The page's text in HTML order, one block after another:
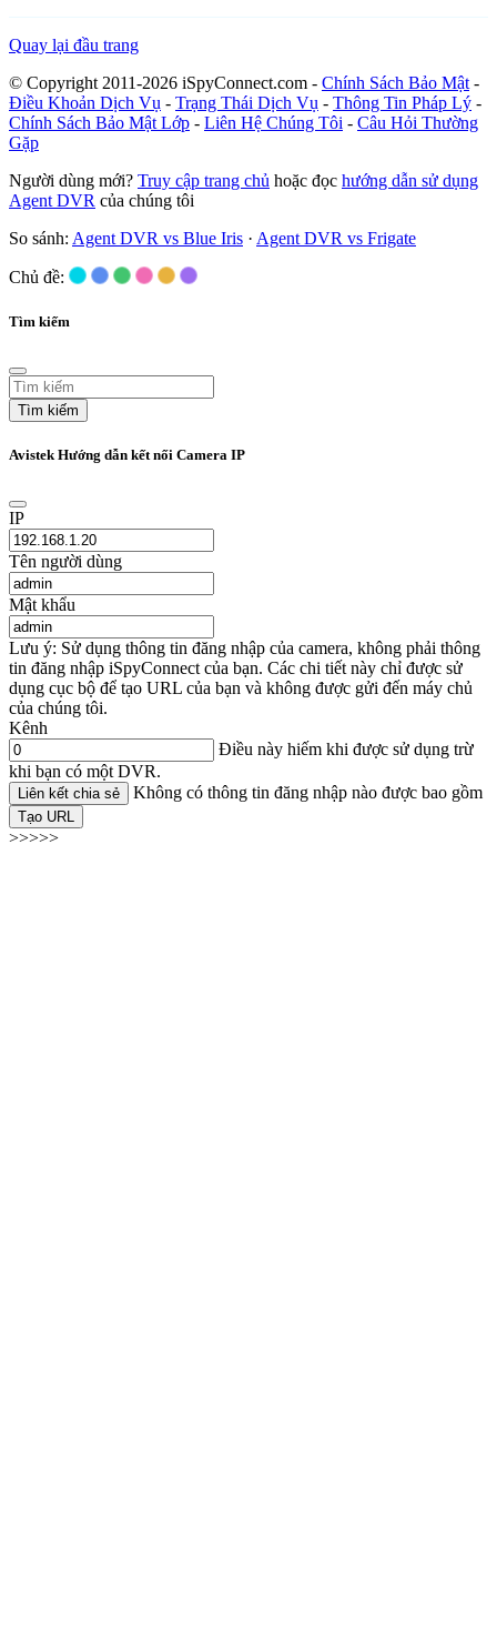
Quay lại đầu trang
© Copyright 2011-2026 iSpyConnect.com - Chính Sách Bảo Mật -
Điều Khoản Dịch Vụ - Trạng Thái Dịch Vụ - Thông Tin Pháp Lý -
Chính Sách Bảo Mật Lớp - Liên Hệ Chúng Tôi - Câu Hỏi Thường
Gặp
Người dùng mới? Truy cập trang chủ hoặc đọc hướng dẫn sử dụng
Agent DVR của chúng tôi
So sánh: Agent DVR vs Blue Iris · Agent DVR vs Frigate
Chủ đề:
Tìm kiếm
Tìm kiếm
Avistek Hướng dẫn kết nối Camera IP
IP
Tên người dùng
Mật khẩu
Lưu ý: Sử dụng thông tin đăng nhập của camera, không phải thông
tin đăng nhập iSpyConnect của bạn. Các chi tiết này chỉ được sử
dụng cục bộ để tạo URL của bạn và không được gửi đến máy chủ
của chúng tôi.
Kênh
Điều này hiếm khi được sử dụng trừ
khi bạn có một DVR.
Liên kết chia sẻ Không có thông tin đăng nhập nào được bao gồm
Tạo URL
>>>>>